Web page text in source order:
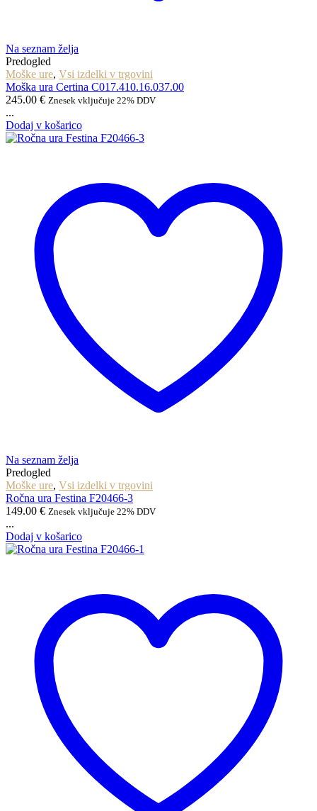
Na seznam želja
Predogled
Moške ure, Vsi izdelki v trgovini
Moška ura Certina C017.410.16.037.00
245.00 € Znesek vključuje 22% DDV
...
Dodaj v košarico
Na seznam želja
Predogled
Moške ure, Vsi izdelki v trgovini
Ročna ura Festina F20466-3
149.00 € Znesek vključuje 22% DDV
...
Dodaj v košarico